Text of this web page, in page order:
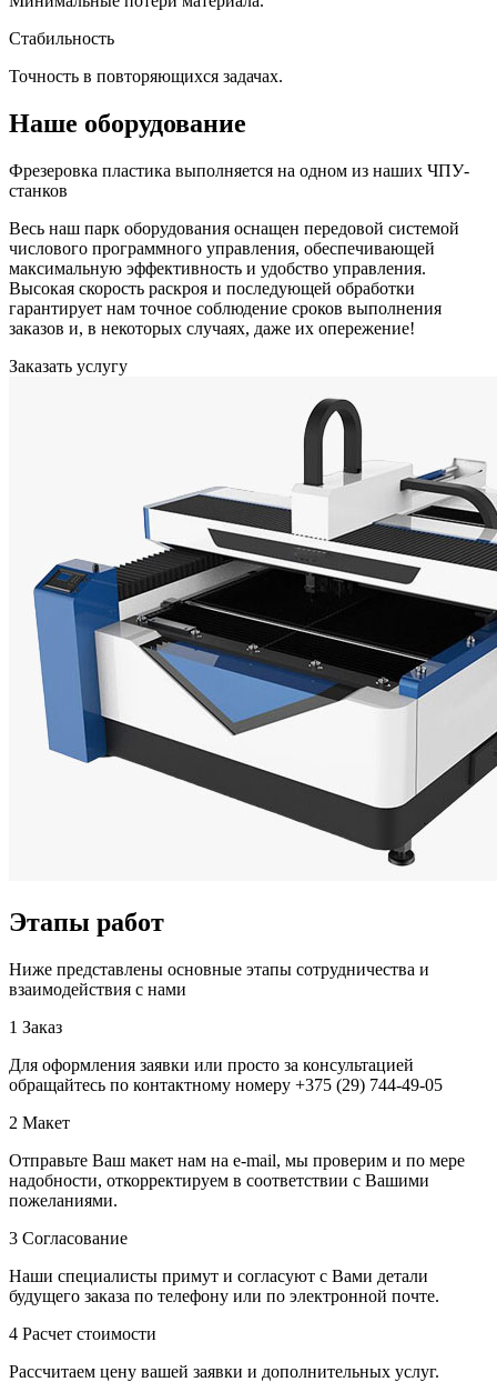
Стабильность
Точность в повторяющихся задачах.
Наше оборудование
Фрезеровка пластика выполняется на одном из наших ЧПУ-
станков
Весь наш парк оборудования оснащен передовой системой
числового программного управления, обеспечивающей
максимальную эффективность и удобство управления.
Высокая скорость раскроя и последующей обработки
гарантирует нам точное соблюдение сроков выполнения
заказов и, в некоторых случаях, даже их опережение!
Заказать услугу
Этапы работ
Ниже представлены основные этапы сотрудничества и
взаимодействия с нами
1 Заказ
Для оформления заявки или просто за консультацией
обращайтесь по контактному номеру +375 (29) 744-49-05
2 Макет
Отправьте Ваш макет нам на e-mail, мы проверим и по мере
надобности, откорректируем в соответствии с Вашими
пожеланиями.
3 Согласование
Наши специалисты примут и согласуют с Вами детали
будущего заказа по телефону или по электронной почте.
4 Расчет стоимости
Рассчитаем цену вашей заявки и дополнительных услуг.